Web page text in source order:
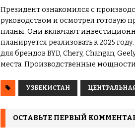
Президент ознакомился с
руководством и осмотрел готовую
планы. Они включают
планируется реализовать к 2025
для брендов BYD, Chery, Changan,
места. Производственные
УЗБЕКИСТАН
ОСТАВЬТЕ ПЕРВЫЙ